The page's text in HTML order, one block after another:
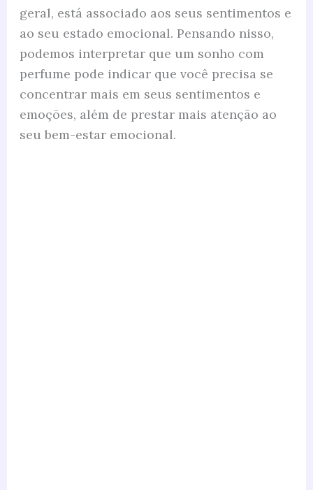
geral, está associado aos seus sentimentos e
ao seu estado emocional. Pensando nisso,
podemos interpretar que um sonho com
perfume pode indicar que você precisa se
concentrar mais em seus sentimentos e
emoções, além de prestar mais atenção ao
seu bem-estar emocional.